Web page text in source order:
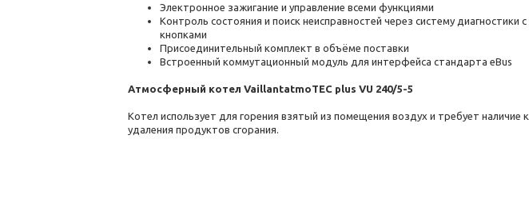
Электронное зажигание и управление всеми функциями
Контроль состояния и поиск неисправностей через систему
кнопками
Присоединительный комплект в объёме поставки
Встроенный коммутационный модуль для интерфейса стандарта eBus
Атмосферный котел VaillantatmoTEC plus VU 240/5-5
Котел использует для горения взятый из помещения воздух и требует наличие
удаления продуктов сгорания.